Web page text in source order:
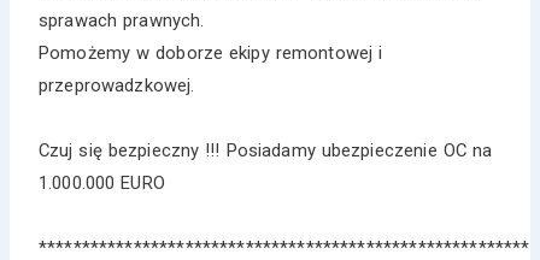
sprawach prawnych.
Pomożemy w doborze ekipy remontowej i
przeprowadzkowej.
Czuj się bezpieczny !!! Posiadamy ubezpieczenie OC na
1.000.000 EURO
*********************************************************